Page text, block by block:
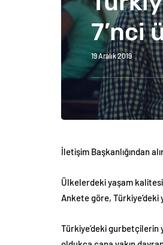
7’nci
19 Aralık 2019
İletişim Başkanlığından
Ülkelerdeki yaşam
Ankete göre, Türkiye’deki
Türkiye’deki gurbetçilerin